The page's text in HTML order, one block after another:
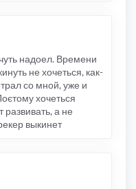
надоел. Времени
не хочеться, как-
со мной, уже и
хочеться
развивать, а не
выкинет